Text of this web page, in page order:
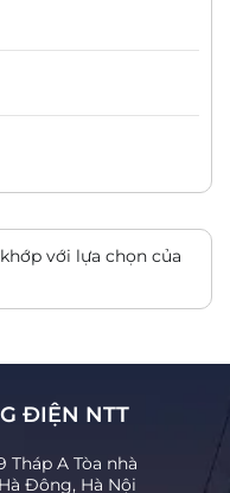
với lựa chọn của
ĐIỆN NTT
Tháp A Tòa nhà
Đông, Hà Nội